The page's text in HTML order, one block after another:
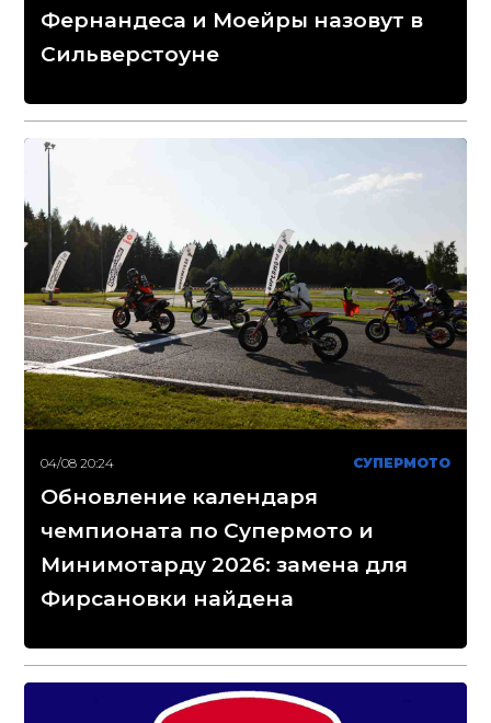
Фернандеса и Моейры назовут в
Сильверстоуне
04/08 20:24 СУПЕРМОТО
Обновление календаря
чемпионата по Супермото и
Минимотарду 2026: замена для
Фирсановки найдена